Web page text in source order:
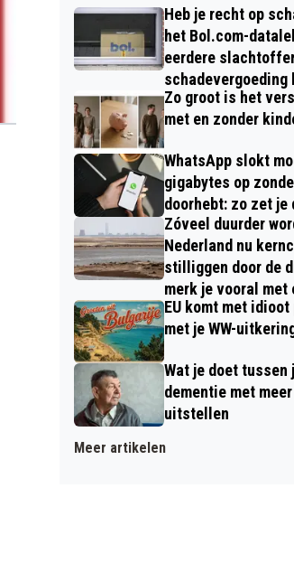
Heb je recht op
het Bol.com-
eerdere
schadevergoeding
Zo groot is het
met en zonder
WhatsApp slokt
gigabytes op
doorhebt: zo zet
Zóveel duurder
Nederland nu
stilliggen door de
merk je vooral met
contract
EU komt met
met je WW-
Wat je doet tussen
dementie met
uitstellen
Meer artikelen